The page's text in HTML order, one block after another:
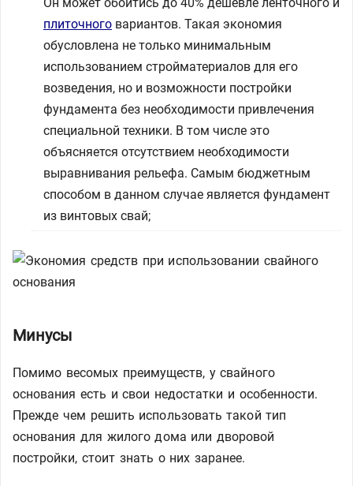
плиточного вариантов. Такая экономия
обусловлена не только минимальным
использованием стройматериалов для его
возведения, но и возможности постройки
фундамента без необходимости привлечения
специальной техники. В том числе это
объясняется отсутствием необходимости
выравнивания рельефа. Самым бюджетным
способом в данном случае является фундамент
из винтовых свай;
Минусы
Помимо весомых преимуществ, у свайного
основания есть и свои недостатки и особенности.
Прежде чем решить использовать такой тип
основания для жилого дома или дворовой
постройки, стоит знать о них заранее.